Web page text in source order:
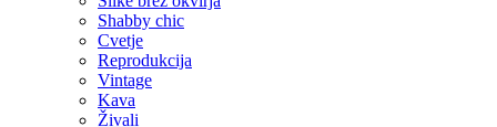
Shabby chic
Cvetje
Reprodukcija
Vintage
Kava
Živali